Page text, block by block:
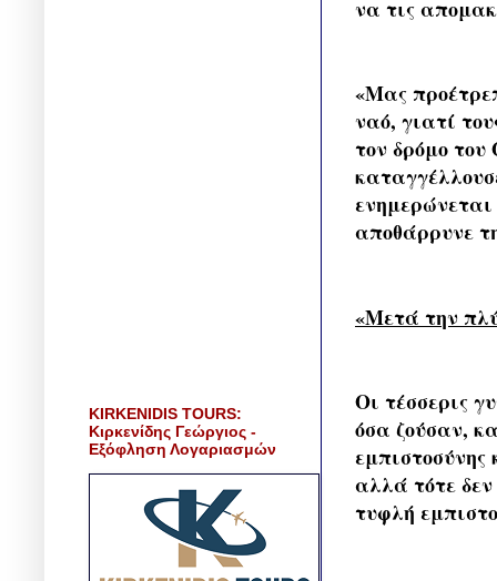
να τις
«Μας
ναό, γιατί
τον δρόμο
ενημερώνεται
αποθάρρυνε
«Μετά την
Οι τέσσερις
όσα ζούσαν,
αλλά τότε
τυφλή
KIRKENIDIS TOURS:
Κιρκενίδης Γεώργιος -
Εξόφληση Λογαριασμών